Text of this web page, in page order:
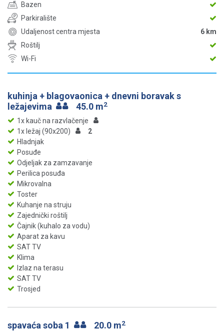
Bazen
Parkiralište
Udaljenost centra mjesta
6 km
Roštilj
Wi-Fi
kuhinja + blagovaonica + dnevni boravak s
ležajevima
45.0 m2
1x kauč na razvlačenje
1x ležaj (90x200)
2
Hladnjak
Posuđe
Odjeljak za zamzavanje
Perilica posuđa
Mikrovalna
Toster
Kuhanje na struju
Zajednički roštilj
Čajnik (kuhalo za vodu)
Aparat za kavu
SAT TV
Klima
Izlaz na terasu
SAT TV
Trosjed
spavaća soba 1 20.0 m2